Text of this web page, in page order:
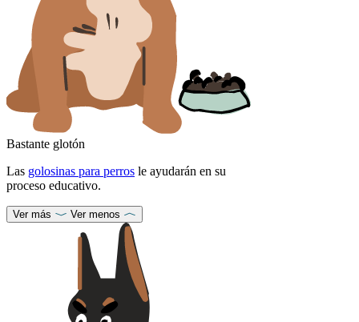
Bastante glotón
Las golosinas para perros le ayudarán en su
proceso educativo.
Ver más Ver menos